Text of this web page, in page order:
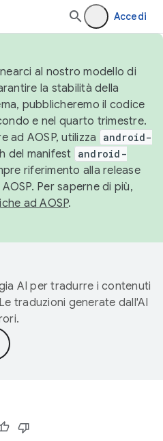
Accedi
al nostro modello di
la stabilità della
pubblicheremo il codice
e nel quarto trimestre.
ad AOSP, utilizza
android-
del manifest android-
riferimento alla release
Per saperne di più,
ad AOSP.
AI per tradurre i contenuti
traduzioni generate dall'AI